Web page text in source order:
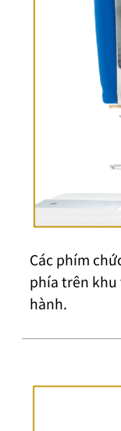
Các phím
phía trên khu
hành.